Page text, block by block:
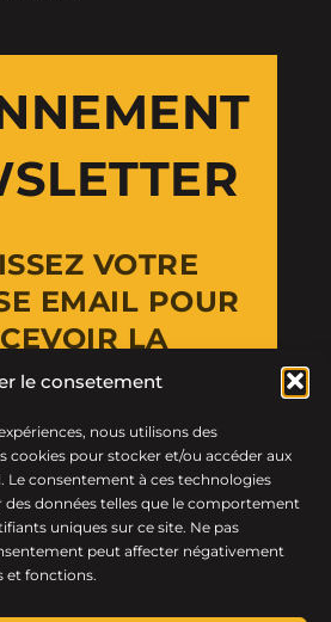
le consetement
nous utilisons des
cookies pour stocker et/ou accéder aux
Le consentement à ces technologies
données telles que le comportement
uniques sur ce site. Ne pas
peut affecter négativement
et fonctions.
VOTRE
EMAIL POUR
LA
Email Address